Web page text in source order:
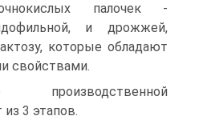
палочек -
и дрожжей,
которые обладают
свойствами.
производственной
3 этапов.